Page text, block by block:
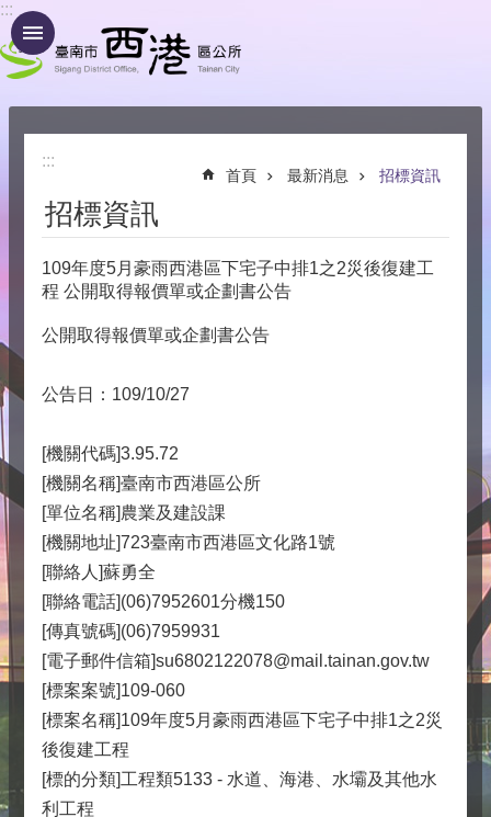
跳到主要內容區塊
:::
:::
首頁 最新消息 招標資訊
招標資訊
109年度5月豪雨西港區下宅子中排1之2災後復建工
程 公開取得報價單或企劃書公告
公開取得報價單或企劃書公告
公告日：109/10/27
[機關代碼]3.95.72
[機關名稱]臺南市西港區公所
[單位名稱]農業及建設課
[機關地址]723臺南市西港區文化路1號
[聯絡人]蘇勇全
[聯絡電話](06)7952601分機150
[傳真號碼](06)7959931
[電子郵件信箱]su6802122078@mail.tainan.gov.tw
[標案案號]109-060
[標案名稱]109年度5月豪雨西港區下宅子中排1之2災
後復建工程
[標的分類]工程類5133 - 水道、海港、水壩及其他水
利工程